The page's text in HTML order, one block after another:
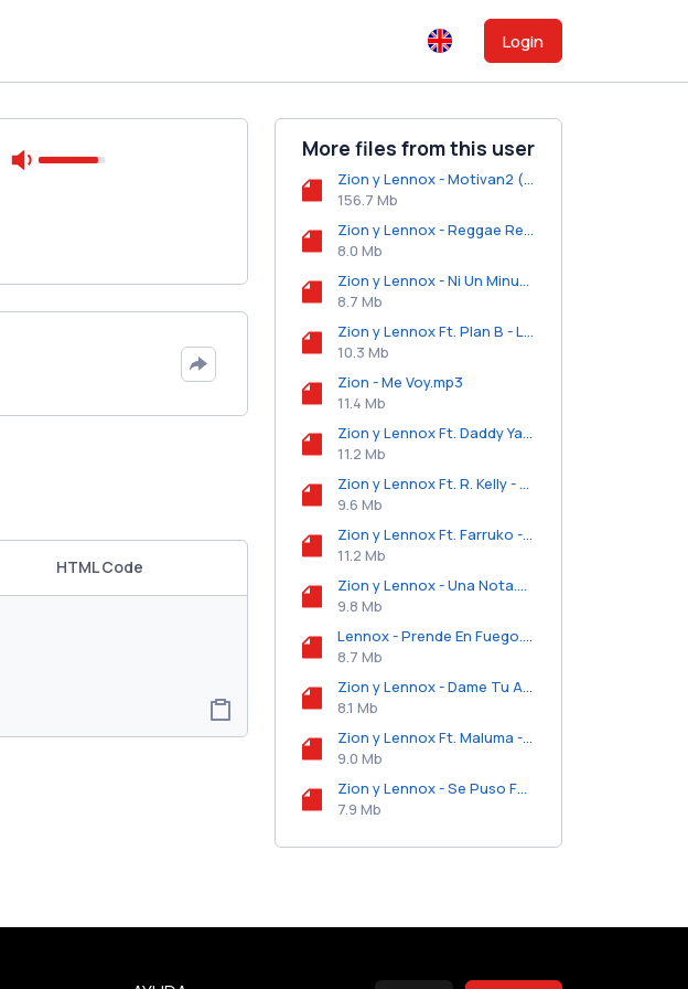
Login
HTML Code
More files from this user
Zion y Lennox - Motivan2 (Album) (2016).zip
156.7 Mb
Zion y Lennox - Reggae Reggae.mp3
8.0 Mb
Zion y Lennox - Ni Un Minuto Mas.mp3
8.7 Mb
Zion y Lennox Ft. Plan B - La Nina.mp3
10.3 Mb
Zion - Me Voy.mp3
11.4 Mb
Zion y Lennox Ft. Daddy Yankee - Cierra Los Ojos.mp3
11.2 Mb
Zion y Lennox Ft. R. Kelly - El Tiempo.mp3
9.6 Mb
Zion y Lennox Ft. Farruko - Que Bien Se Siente.mp3
11.2 Mb
Zion y Lennox - Una Nota.mp3
9.8 Mb
Lennox - Prende En Fuego.mp3
8.7 Mb
Zion y Lennox - Dame Tu Amor.mp3
8.1 Mb
Zion y Lennox Ft. Maluma - Nuestro Amor.mp3
9.0 Mb
Zion y Lennox - Se Puso Feo.mp3
7.9 Mb